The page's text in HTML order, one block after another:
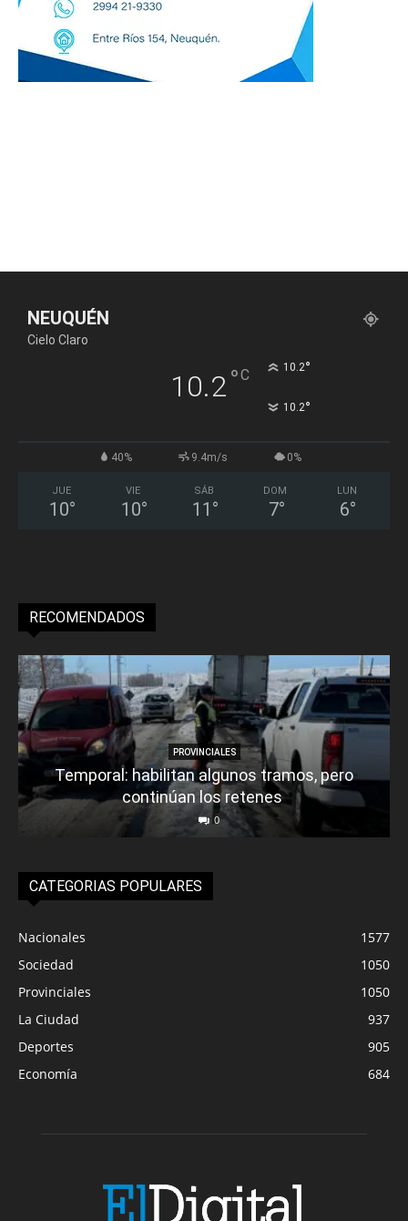
NEUQUÉN
Cielo Claro
10.2°C 10.2°
10.2°
40% 9.4m/s 0%
JUE
10°
VIE
10°
SÁB
11 °
DOM
7°
LUN
6°
RECOMENDADOS
PROVINCIALES
Temporal: habilitan algunos tramos, pero
continúan los retenes
0
CATEGORIAS POPULARES
Nacionales
1577
Sociedad
1050
Provinciales
1050
La Ciudad
937
Deportes
905
Economía
684